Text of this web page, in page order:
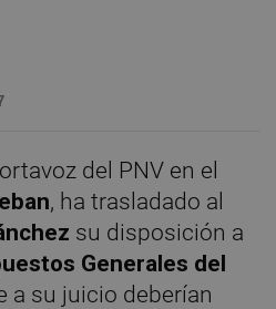
del PNV en el
, ha trasladado al
su disposición a
Generales del
a su juicio deberían